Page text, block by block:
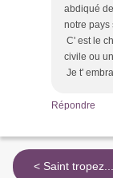
abdiqué
notre pays
C' est le
civile ou
Je t'
Répondre
< Saint